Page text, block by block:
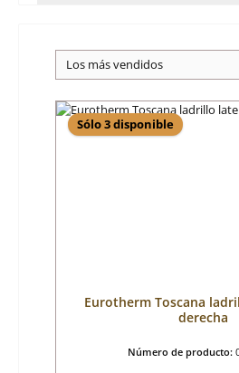
Sólo 3 disponible
Eurotherm Toscana
derecha
Número de producto: